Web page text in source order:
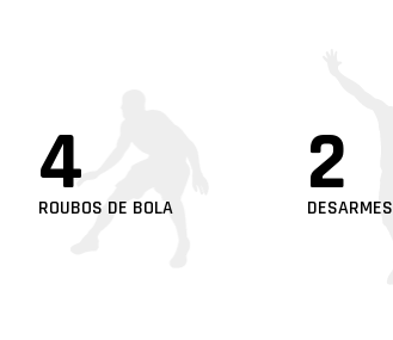
4
ROUBOS DE BOLA 2
DESARMES